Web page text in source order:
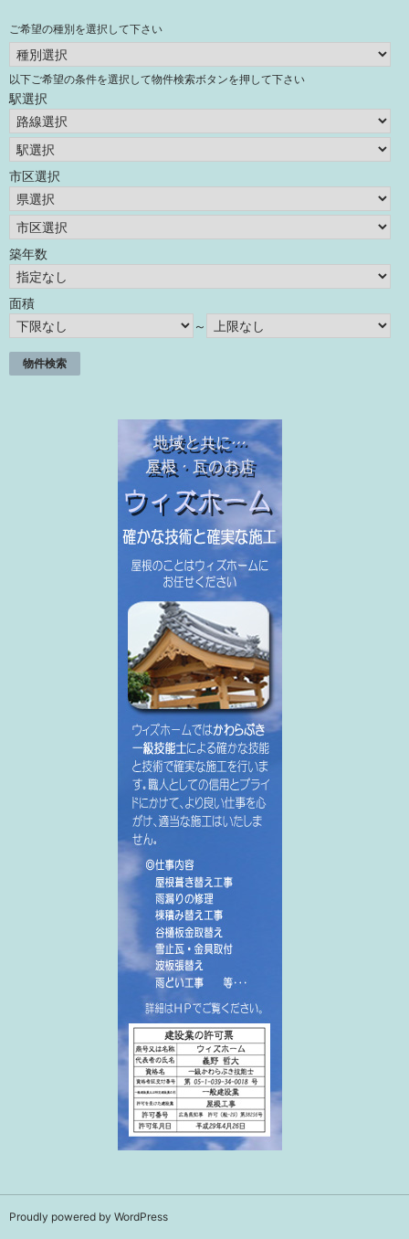
ご希望の種別を選択して下さい
以下ご希望の条件を選択して物件検索ボタンを押して下さい
駅選択
市区選択
築年数
面積
～
Proudly powered by WordPress